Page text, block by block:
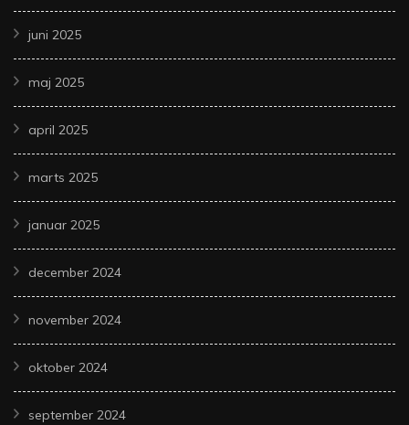
juni 2025
maj 2025
april 2025
marts 2025
januar 2025
december 2024
november 2024
oktober 2024
september 2024